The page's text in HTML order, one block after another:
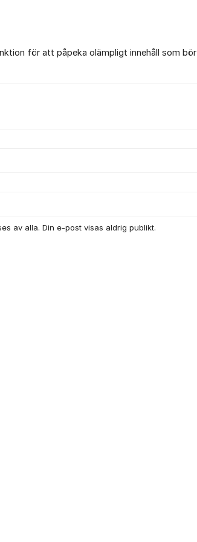
för att påpeka olämpligt innehåll som
av alla. Din e-post visas aldrig publikt.